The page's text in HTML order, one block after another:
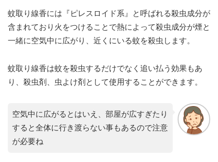
蚊取り線香には『ピレスロイド系』と呼ばれる殺虫成分が
含まれており 火をつけることで熱によって殺虫成分が煙と
一緒に空気中に広がり、近くにいる蚊を殺虫します。
蚊取り線香は蚊を殺虫するだけでなく追い払う効果もあ
り、殺虫剤、虫よけ剤として使用することができます。
空気中に広がるとはいえ、部屋が広すぎたり
すると全体に行き渡らない事もあるので注意
が必要ね